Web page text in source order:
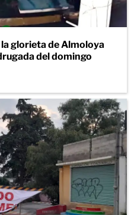
glorieta de Almoloya
del domingo